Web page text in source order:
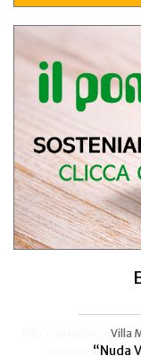
Villa
“Nuda
Villa Valetudine, Via
ogni giorno -